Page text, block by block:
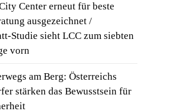
Center erneut für beste
ausgezeichnet /
Studie sieht LCC zum siebten
vorn
am Berg: Österreichs
stärken das Bewusstsein für